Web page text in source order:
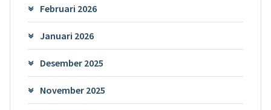
Februari 2026
Januari 2026
Desember 2025
November 2025